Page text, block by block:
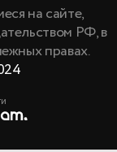
на сайте,
РФ, в
правах.